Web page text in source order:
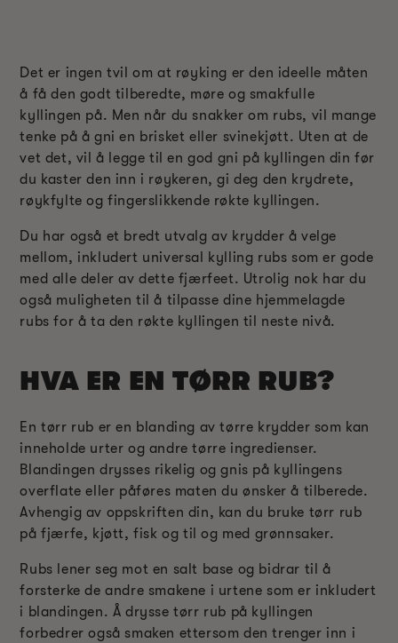
Det er ingen tvil om at røyking er den ideelle måten
å få den godt tilberedte, møre og smakfulle
kyllingen på. Men når du snakker om rubs, vil mange
tenke på å gni en brisket eller svinekjøtt. Uten at de
vet det, vil å legge til en god gni på kyllingen din før
du kaster den inn i røykeren, gi deg den krydrete,
røykfylte og fingerslikkende røkte kyllingen.
Du har også et bredt utvalg av krydder å velge
mellom, inkludert universal kylling rubs som er gode
med alle deler av dette fjærfeet. Utrolig nok har du
også muligheten til å tilpasse dine hjemmelagde
rubs for å ta den røkte kyllingen til neste nivå.
HVA ER EN TØRR RUB?
En tørr rub er en blanding av tørre krydder som kan
inneholde urter og andre tørre ingredienser.
Blandingen drysses rikelig og gnis på kyllingens
overflate eller påføres maten du ønsker å tilberede.
Avhengig av oppskriften din, kan du bruke tørr rub
på fjærfe, kjøtt, fisk og til og med grønnsaker.
Rubs lener seg mot en salt base og bidrar til å
forsterke de andre smakene i urtene som er inkludert
i blandingen. Å drysse tørr rub på kyllingen
forbedrer også smaken ettersom den trenger inn i